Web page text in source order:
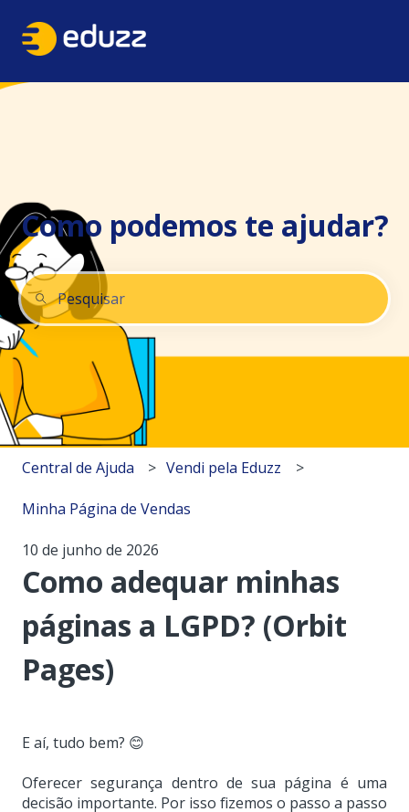
Como podemos te ajudar?
Não há sugestões porque o campo de pesquisa está
Central de Ajuda Vendi pela Eduzz
Minha Página de Vendas
10 de junho de 2026
Como adequar minhas
páginas a LGPD? (Orbit
Pages)
E aí, tudo bem? 😊
Oferecer segurança dentro de sua página é uma
decisão importante. Por isso fizemos o passo a passo